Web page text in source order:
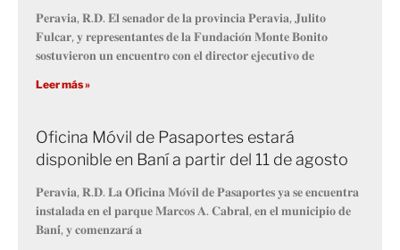
𝐏𝐞𝐫𝐚𝐯𝐢𝐚, 𝐑.𝐃. 𝐄𝐥 𝐬𝐞𝐧𝐚𝐝𝐨𝐫 𝐝𝐞 𝐥𝐚 𝐩𝐫𝐨𝐯𝐢𝐧𝐜𝐢𝐚 𝐏𝐞𝐫𝐚𝐯𝐢𝐚, 𝐉𝐮𝐥𝐢𝐭𝐨
𝐅𝐮𝐥𝐜𝐚𝐫, 𝐲 𝐫𝐞𝐩𝐫𝐞𝐬𝐞𝐧𝐭𝐚𝐧𝐭𝐞𝐬 𝐝𝐞 𝐥𝐚 𝐅𝐮𝐧𝐝𝐚𝐜𝐢𝐨́𝐧 𝐌𝐨𝐧𝐭𝐞 𝐁𝐨𝐧𝐢𝐭𝐨
𝐬𝐨𝐬𝐭𝐮𝐯𝐢𝐞𝐫𝐨𝐧 𝐮𝐧 𝐞𝐧𝐜𝐮𝐞𝐧𝐭𝐫𝐨 𝐜𝐨𝐧 𝐞𝐥 𝐝𝐢𝐫𝐞𝐜𝐭𝐨𝐫 𝐞𝐣𝐞𝐜𝐮𝐭𝐢𝐯𝐨 𝐝𝐞
Leer más »
Oficina Móvil de Pasaportes estará
disponible en Baní a partir del 11 de agosto
𝐏𝐞𝐫𝐚𝐯𝐢𝐚, 𝐑.𝐃. 𝐋𝐚 𝐎𝐟𝐢𝐜𝐢𝐧𝐚 𝐌𝐨́𝐯𝐢𝐥 𝐝𝐞 𝐏𝐚𝐬𝐚𝐩𝐨𝐫𝐭𝐞𝐬 𝐲𝐚 𝐬𝐞 𝐞𝐧𝐜𝐮𝐞𝐧𝐭𝐫𝐚
𝐢𝐧𝐬𝐭𝐚𝐥𝐚𝐝𝐚 𝐞𝐧 𝐞𝐥 𝐩𝐚𝐫𝐪𝐮𝐞 𝐌𝐚𝐫𝐜𝐨𝐬 𝐀. 𝐂𝐚𝐛𝐫𝐚𝐥, 𝐞𝐧 𝐞𝐥 𝐦𝐮𝐧𝐢𝐜𝐢𝐩𝐢𝐨 𝐝𝐞
𝐁𝐚𝐧𝐢́, 𝐲 𝐜𝐨𝐦𝐞𝐧𝐳𝐚𝐫𝐚́ 𝐚